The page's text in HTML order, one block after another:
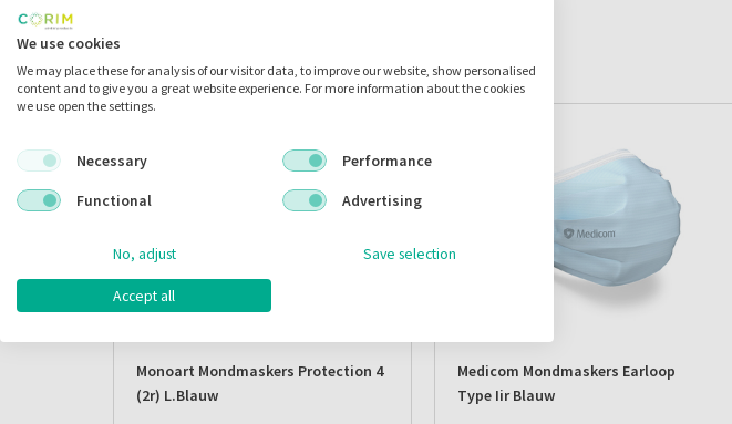
Monoart Mondmaskers Protection 4
(2r) L.blauw
Medicom Mondmaskers Earloop
Type Iir Blauw
We use cookies
We may place these for analysis of our visitor data, to improve our website, show personalised
content and to give you a great website experience. For more information about the cookies
we use open the settings.
Necessary
Performance
Functional
Advertising
No, adjust Save selection
Accept all